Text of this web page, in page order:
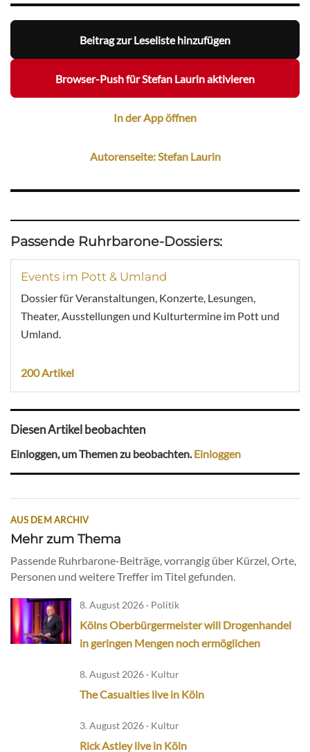
Beitrag zur Leseliste hinzufügen
Browser-Push für Stefan Laurin aktivieren
In der App öffnen
Autorenseite: Stefan Laurin
Passende Ruhrbarone-Dossiers:
Events im Pott & Umland
Dossier für Veranstaltungen, Konzerte, Lesungen,
Theater, Ausstellungen und Kulturtermine im Pott und
Umland.
200 Artikel
Diesen Artikel beobachten
Einloggen, um Themen zu beobachten.Einloggen
AUS DEM ARCHIV
Mehr zum Thema
Passende Ruhrbarone-Beiträge, vorrangig über Kürzel, Orte,
Personen und weitere Treffer im Titel gefunden.
8. August 2026 · Politik
Kölns Oberbürgermeister will Drogenhandel
in geringen Mengen noch ermöglichen
8. August 2026 · Kultur
The Casualties live in Köln
3. August 2026 · Kultur
Rick Astley live in Köln